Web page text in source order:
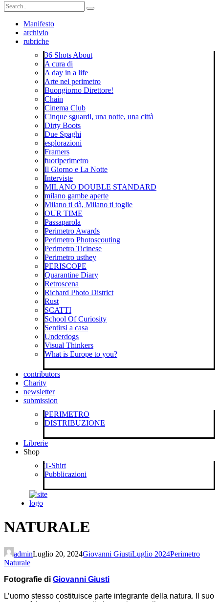
Manifesto
archivio
rubriche
36 Shots About
A cura di
A day in a life
Arte nel perimetro
Buongiorno Direttore!
Chain
Cinema Club
Cinque sguardi, una notte, una città
Dirty Boots
Due Spaghi
esplorazioni
Framers
fuoriperimetro
Il Giorno e La Notte
Interviste
MILANO DOUBLE STANDARD
milano gambe aperte
Milano ti dà, Milano ti toglie
OUR TIME
Passaparola
Perimetro Awards
Perimetro Photoscouting
Perimetro Ticinese
Perimetro usthey
PERISCOPE
Quarantine Diary
Retroscena
Richard Photo District
Rust
SCATTI
School Of Curiosity
Sentirsi a casa
Underdogs
Visual Thinkers
What is Europe to you?
contributors
Charity
newsletter
submission
PERIMETRO
DISTRIBUZIONE
Librerie
Shop
T-Shirt
Pubblicazioni
NATURALE
adminLuglio 20, 2024Giovanni GiustiLuglio 2024Perimetro
Naturale
Fotografie di Giovanni Giusti
L’uomo stesso costituisce parte integrante della natura. Il suo